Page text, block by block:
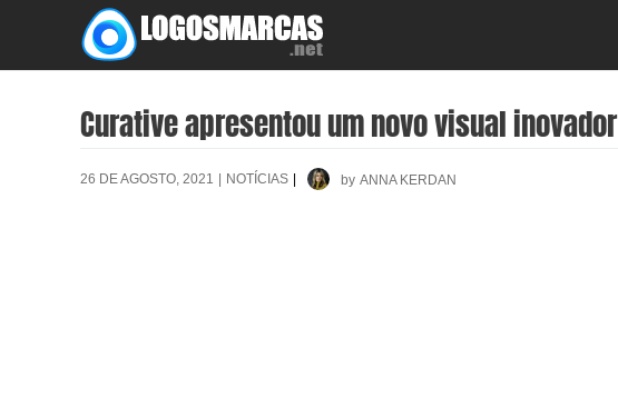
content
Curative apresentou um novo visual inovador
26 DE AGOSTO, 2021 | NOTÍCIAS | by ANNA KERDAN